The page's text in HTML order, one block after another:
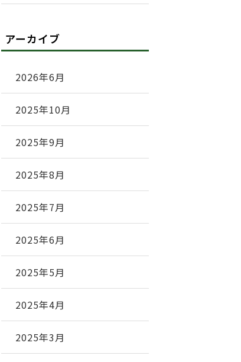
アーカイブ
2026年6月
2025年10月
2025年9月
2025年8月
2025年7月
2025年6月
2025年5月
2025年4月
2025年3月